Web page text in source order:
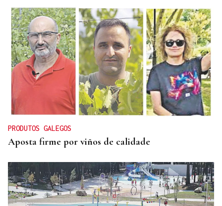
PRODUTOS GALEGOS
Aposta firme por viños de calidade